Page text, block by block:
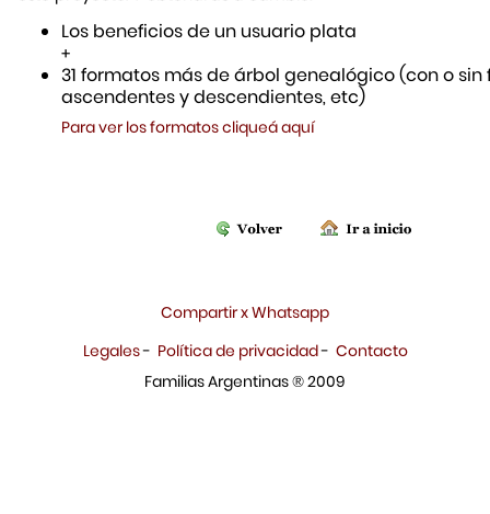
Los beneficios de un usuario plata
+
31 formatos más de árbol genealógico (con o sin
ascendentes y descendientes, etc)
Para ver los formatos cliqueá aquí
Compartir x Whatsapp
Legales- Política de privacidad- Contacto
Familias Argentinas ® 2009